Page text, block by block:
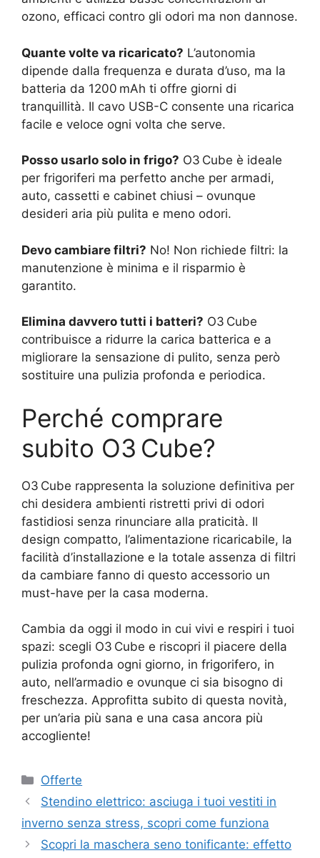
ozono, efficaci contro gli odori ma non dannose.
Quante volte va ricaricato? L’autonomia
dipende dalla frequenza e durata d’uso, ma la
batteria da 1200 mAh ti offre giorni di
tranquillità. Il cavo USB-C consente una ricarica
facile e veloce ogni volta che serve.
Posso usarlo solo in frigo? O3 Cube è ideale
per frigoriferi ma perfetto anche per armadi,
auto, cassetti e cabinet chiusi – ovunque
desideri aria più pulita e meno odori.
Devo cambiare filtri? No! Non richiede filtri: la
manutenzione è minima e il risparmio è
garantito.
Elimina davvero tutti i batteri? O3 Cube
contribuisce a ridurre la carica batterica e a
migliorare la sensazione di pulito, senza però
sostituire una pulizia profonda e periodica.
Perché comprare
subito O3 Cube?
O3 Cube rappresenta la soluzione definitiva per
chi desidera ambienti ristretti privi di odori
fastidiosi senza rinunciare alla praticità. Il
design compatto, l’alimentazione ricaricabile, la
facilità d’installazione e la totale assenza di filtri
da cambiare fanno di questo accessorio un
must-have per la casa moderna.
Cambia da oggi il modo in cui vivi e respiri i tuoi
spazi: scegli O3 Cube e riscopri il piacere della
pulizia profonda ogni giorno, in frigorifero, in
auto, nell’armadio e ovunque ci sia bisogno di
freschezza. Approfitta subito di questa novità,
per un’aria più sana e una casa ancora più
accogliente!
Categorie
Offerte
Stendino elettrico: asciuga i tuoi vestiti in
inverno senza stress, scopri come funziona
Scopri la maschera seno tonificante: effetto